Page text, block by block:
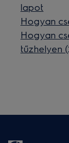
lapot
Hogyan
Hogyan
tűzhelyen